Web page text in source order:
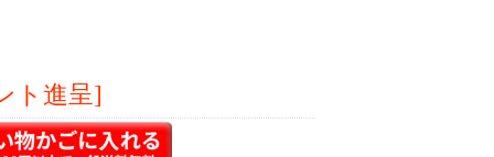
ト進呈]